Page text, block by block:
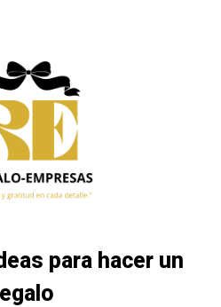
para hacer un